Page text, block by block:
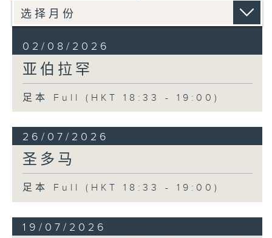
02/08/2026
亚伯拉罕
足本 Full (HKT 18:33 - 19:00)
26/07/2026
圣多马
足本 Full (HKT 18:33 - 19:00)
19/07/2026